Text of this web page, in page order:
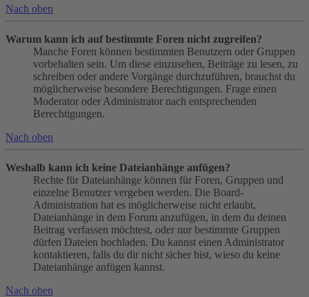
Nach oben
Warum kann ich auf bestimmte Foren nicht zugreifen?
Manche Foren können bestimmten Benutzern oder Gruppen
vorbehalten sein. Um diese einzusehen, Beiträge zu lesen, zu
schreiben oder andere Vorgänge durchzuführen, brauchst du
möglicherweise besondere Berechtigungen. Frage einen
Moderator oder Administrator nach entsprechenden
Berechtigungen.
Nach oben
Weshalb kann ich keine Dateianhänge anfügen?
Rechte für Dateianhänge können für Foren, Gruppen und
einzelne Benutzer vergeben werden. Die Board-
Administration hat es möglicherweise nicht erlaubt,
Dateianhänge in dem Forum anzufügen, in dem du deinen
Beitrag verfassen möchtest, oder nur bestimmte Gruppen
dürfen Dateien hochladen. Du kannst einen Administrator
kontaktieren, falls du dir nicht sicher bist, wieso du keine
Dateianhänge anfügen kannst.
Nach oben